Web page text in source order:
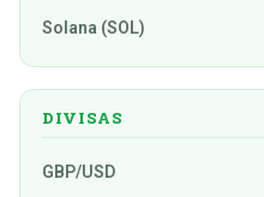
Solana (SOL)
DIVISAS
GBP/USD